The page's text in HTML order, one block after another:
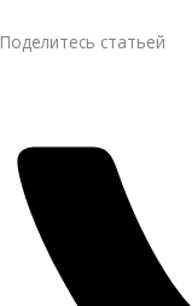
Поделитесь статьей